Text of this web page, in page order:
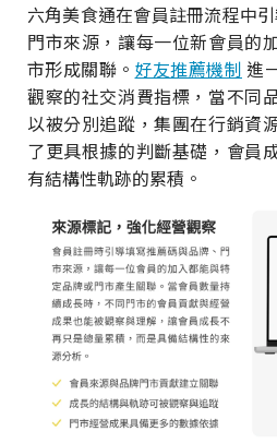
六角美食通在會員註冊流程中
門市來源，讓每一位新會員的
市形成關聯。 好友推薦機制 進
觀察的社交消費指標，當不同
以被分別追蹤，集團在行銷資
了更具根據的判斷基礎，會員
有結構性軌跡的累積。